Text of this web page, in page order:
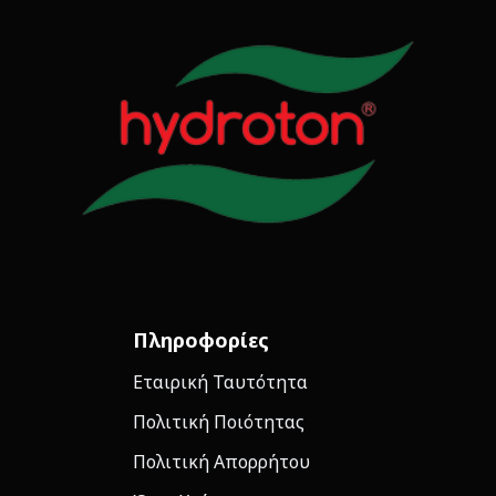
Πληροφορίες
Εταιρική Ταυτότητα
Πολιτική Ποιότητας
Πολιτική Απορρήτου